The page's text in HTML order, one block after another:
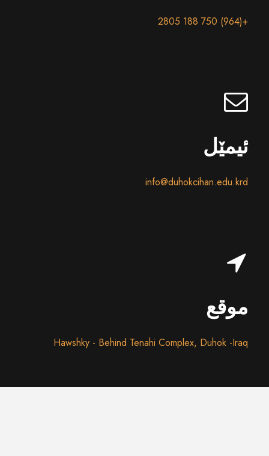
+(964) 750 188 2805
ئیمێل
info@duhokcihan.edu.krd
موقع
Hawshky - Behind Tenahi Complex, Duhok -Iraq